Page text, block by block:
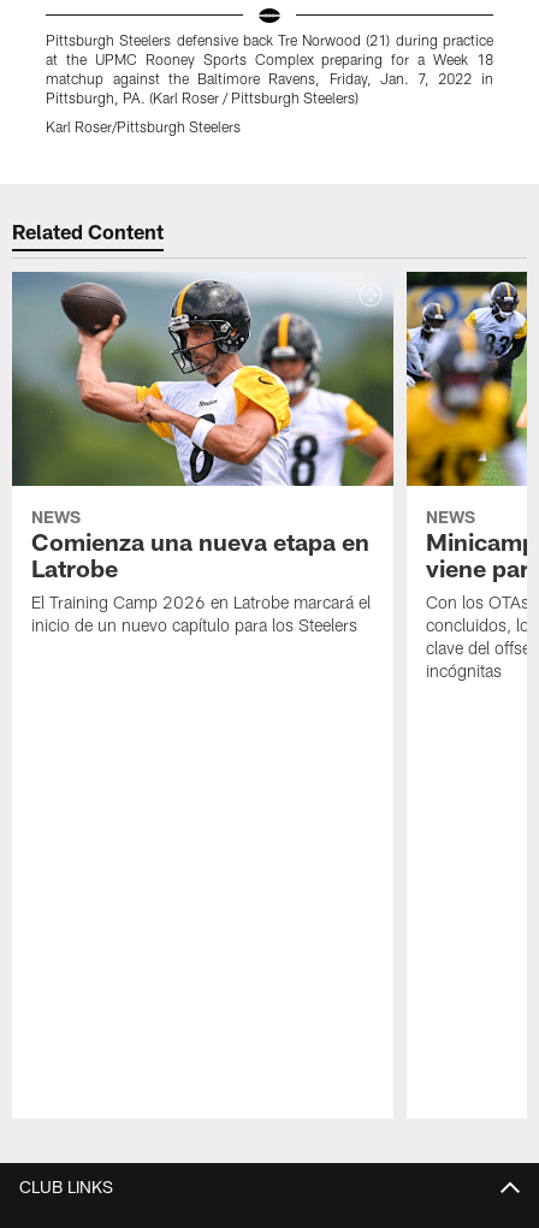
Pittsburgh Steelers defensive back Tre Norwood (21) during practice
at the UPMC Rooney Sports Complex preparing for a Week 18
matchup against the Baltimore Ravens, Friday, Jan. 7, 2022 in
Pittsburgh, PA. (Karl Roser / Pittsburgh Steelers)
Karl Roser/Pittsburgh Steelers
Related Content
NEWS
Comienza una nueva etapa en
Latrobe
El Training Camp 2026 en Latrobe marcará el
inicio de un nuevo capítulo para los Steelers
NEWS
viene
Con los OTAs
concluidos,
clave del
incógnitas
CLUB LINKS